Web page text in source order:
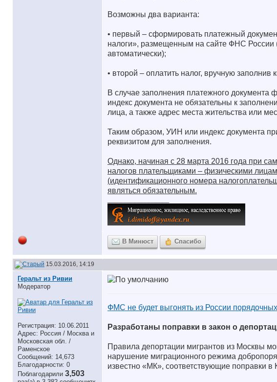
Возможны два варианта:
• первый – сформировать платежный
налоги», размещенным на сайте ФНС России
автоматически);
• второй – оплатить налог, вручную заполнив
В случае заполнения платежного
индекс документа не обязательны к
лица, а также адрес места жительства или
Таким образом, УИН или индекс документа
реквизитом для заполнения.
Однако, начиная с 28 марта 2016 года при
налогов плательщиками – физическими
(идентификационного номера
являться обязательным.
В Минюст Спасибо
15.03.2016, 14:19
Геральт из Ривии
Модератор
Регистрация: 10.06.2011
Адрес: Россия / Москва и
Московская обл. /
Раменское
Сообщений: 14,673
Благодарности: 0
Поблагодарили 3,503
ФМС не будет выгонять из России
Разработаны поправки в закон о
Правила депортации мигрантов из Москвы
нарушение миграционного режима
известно «МК», соответствующие поправки